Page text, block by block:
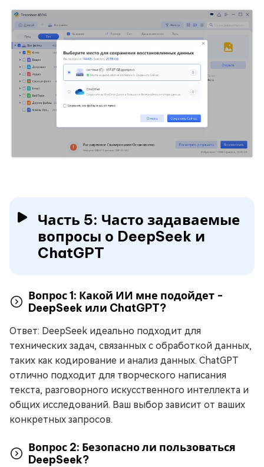
Часть 5: Часто задаваемые
вопросы о DeepSeek и
ChatGPT
Вопрос 1: Какой ИИ мне подойдет -
DeepSeek или ChatGPT?
Ответ: DeepSeek идеально подходит для
технических задач, связанных с обработкой данных,
таких как кодирование и анализ данных. ChatGPT
отлично подходит для творческого написания
текста, разговорного искусственного интеллекта и
общих исследований. Ваш выбор зависит от ваших
конкретных запросов.
Вопрос 2: Безопасно ли пользоваться
DeepSeek?